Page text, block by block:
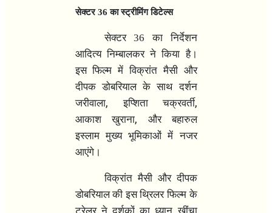
सेक्टर 36 का स्ट्रीमिंग डिटेल्स
सेक्टर 36 का निर्देशन
आदित्य निम्बालकर ने किया है।
इस फिल्म में विक्रांत मैसी और
दीपक डोबरियाल के साथ दर्शन
जरीवाला,इप्शिता चक्रवर्ती,
आकाश खुराना,
और बहारुल
इस्लाम मुख्य भूमिकाओं में नजर
आएंगे।
विक्रांत मैसी और दीपक
डोबरियाल की इस थ्रिलर फिल्म के